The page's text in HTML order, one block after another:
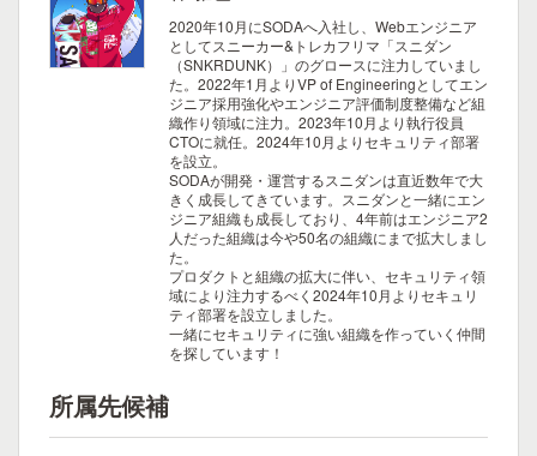
2020年10月にSODAへ入社し、Webエンジニア
としてスニーカー&トレカフリマ「スニダン
（SNKRDUNK）」のグロースに注力していまし
た。2022年1月よりVP of Engineeringとしてエン
ジニア採用強化やエンジニア評価制度整備など組
織作り領域に注力。2023年10月より執行役員
CTOに就任。2024年10月よりセキュリティ部署
を設立。
SODAが開発・運営するスニダンは直近数年で大
きく成長してきています。スニダンと一緒にエン
ジニア組織も成長しており、4年前はエンジニア2
人だった組織は今や50名の組織にまで拡大しまし
た。
プロダクトと組織の拡大に伴い、セキュリティ領
域により注力するべく2024年10月よりセキュリ
ティ部署を設立しました。
一緒にセキュリティに強い組織を作っていく仲間
を探しています！
所属先候補